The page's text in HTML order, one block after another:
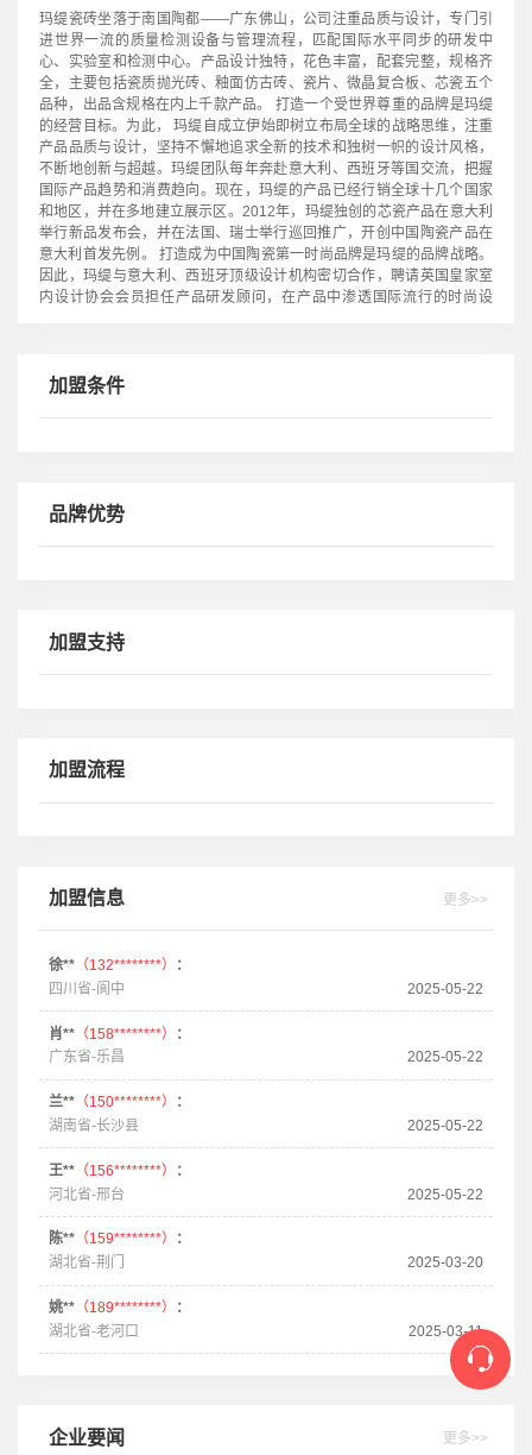
玛缇瓷砖坐落于南国陶都——广东佛山，公司注重品质与设计，专门引
进世界一流的质量检测设备与管理流程，匹配国际水平同步的研发中
心、实验室和检测中心。产品设计独特，花色丰富，配套完整，规格齐
全，主要包括瓷质抛光砖、釉面仿古砖、瓷片、微晶复合板、芯瓷五个
品种，出品含规格在内上千款产品。 打造一个受世界尊重的品牌是玛缇
的经营目标。为此， 玛缇自成立伊始即树立布局全球的战略思维，注重
产品品质与设计，坚持不懈地追求全新的技术和独树一帜的设计风格，
不断地创新与超越。玛缇团队每年奔赴意大利、西班牙等国交流，把握
国际产品趋势和消费趋向。现在，玛缇的产品已经行销全球十几个国家
和地区，并在多地建立展示区。2012年，玛缇独创的芯瓷产品在意大利
举行新品发布会，并在法国、瑞士举行巡回推广，开创中国陶瓷产品在
意大利首发先例。 打造成为中国陶瓷第一时尚品牌是玛缇的品牌战略。
因此，玛缇与意大利、西班牙顶级设计机构密切合作，聘请英国皇家室
内设计协会会员担任产品研发顾问，在产品中渗透国际流行的时尚设
加盟条件
品牌优势
加盟支持
加盟流程
加盟信息 更多>>
徐**（132********）
：
四川省-阆中
2025-05-22
肖**（158********）
：
广东省-乐昌
2025-05-22
兰**（150********）
：
湖南省-长沙县
2025-05-22
王**（156********）
：
河北省-邢台
2025-05-22
陈**（159********）
：
湖北省-荆门
2025-03-20
姚**（189********）
：
湖北省-老河口
2025-03-11
企业要闻 更多>>